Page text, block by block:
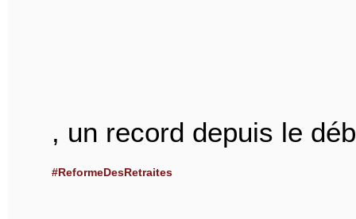
, un record depuis le
#ReformeDesRetraites